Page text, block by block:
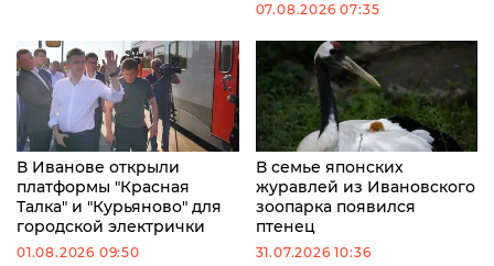
07.08.2026 07:35
В Иванове открыли
платформы "Красная
Талка" и "Курьяново" для
городской электрички
01.08.2026 09:50
В семье японских
журавлей из Ивановского
зоопарка появился
птенец
31.07.2026 10:36